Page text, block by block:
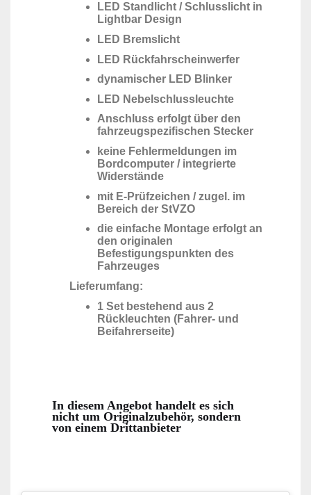
LED Standlicht / Schlusslicht in
Lightbar Design
LED Bremslicht
LED Rückfahrscheinwerfer
dynamischer LED Blinker
LED Nebelschlussleuchte
Anschluss erfolgt über den
fahrzeugspezifischen Stecker
keine Fehlermeldungen im
Bordcomputer / integrierte
Widerstände
mit E-Prüfzeichen / zugel. im
Bereich der StVZO
die einfache Montage erfolgt an
den originalen
Befestigungspunkten des
Fahrzeuges
Lieferumfang:
1 Set bestehend aus 2
Rückleuchten (Fahrer- und
Beifahrerseite)
In diesem Angebot handelt es sich
nicht um Originalzubehör, sondern
von einem Drittanbieter